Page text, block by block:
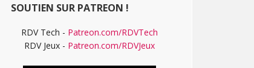
SOUTIEN SUR PATREON !
RDV Tech - Patreon.com/RDVTech
RDV Jeux - Patreon.com/RDVJeux